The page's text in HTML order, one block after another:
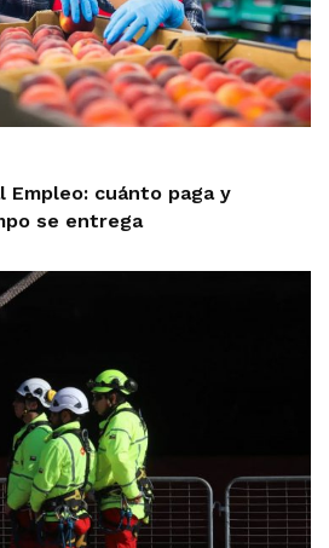
Empleo: cuánto paga y
se entrega